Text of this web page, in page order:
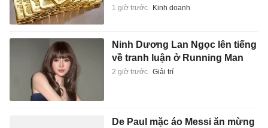
1 giờ trước Kinh doanh
Ninh Dương Lan Ngọc lên tiếng
về tranh luận ở Running Man
2 giờ trước Giải trí
De Paul mặc áo Messi ăn mừng